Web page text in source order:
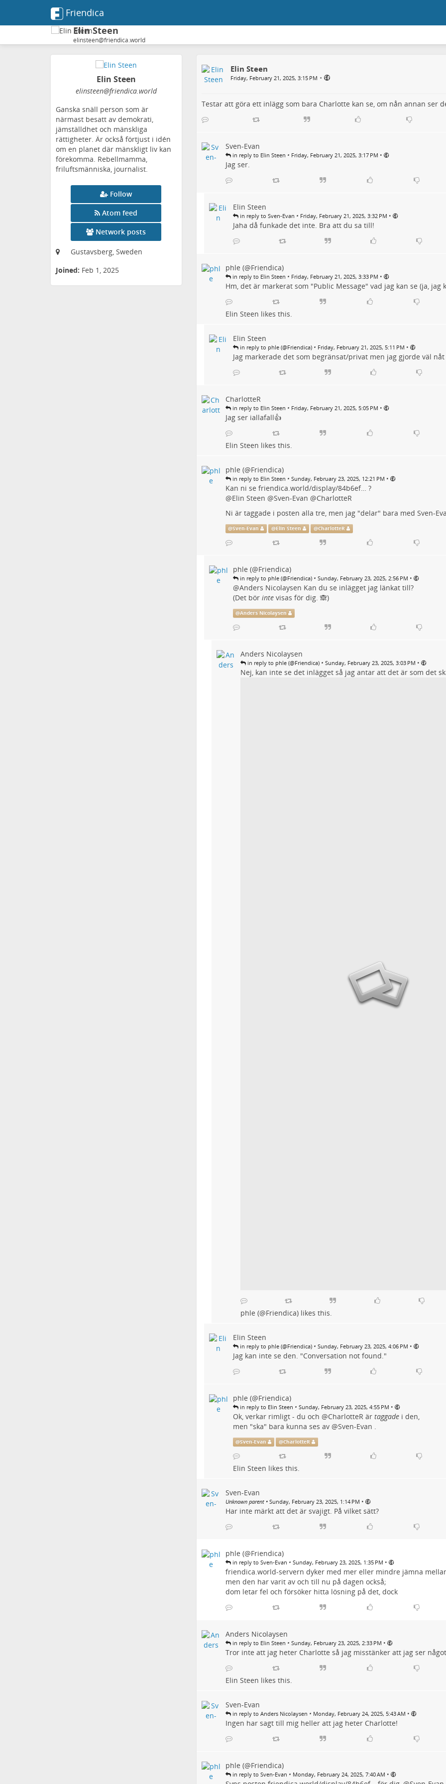
Friendica
Elin Steen
elinsteen@friendica.world
Elin Steen
elinsteen@friendica.world
Ganska snäll person som är
närmast besatt av demokrati,
jämställdhet och mänskliga
rättigheter. Är också förtjust i idén
om en planet där mänskligt liv kan
förekomma. Rebellmamma,
friluftsmänniska, journalist.
Follow
Atom feed
Network posts
Gustavsberg, Sweden
Joined: Feb 1, 2025
Elin Steen
Friday, February 21, 2025, 3:15 PM •
Testar att göra ett inlägg som bara Charlotte kan se, om nån annan ser
Sven-Evan
in reply to Elin Steen • Friday, February 21, 2025, 3:17 PM •
Jag ser.
Elin Steen
in reply to Sven-Evan • Friday, February 21, 2025, 3:32 PM •
Jaha då funkade det inte. Bra att du sa till!
phle (@Friendica)
in reply to Elin Steen • Friday, February 21, 2025, 3:33 PM •
Hm, det är markerat som "Public Message" vad jag kan se (ja, jag
Elin Steen likes this.
Elin Steen
in reply to phle (@Friendica) • Friday, February 21, 2025, 5:11 PM •
Jag markerade det som begränsat/privat men jag gjorde väl
CharlotteR
in reply to Elin Steen • Friday, February 21, 2025, 5:05 PM •
Jag ser iallafall👍
Elin Steen likes this.
phle (@Friendica)
in reply to Elin Steen • Sunday, February 23, 2025, 12:21 PM •
Kan ni se friendica.world/display/84b6ef… ?
@Elin Steen @Sven-Evan @CharlotteR
Ni är taggade i posten alla tre, men jag "delar" bara med Sven-
@Sven-Evan @Elin Steen @CharlotteR
phle (@Friendica)
in reply to phle (@Friendica) • Sunday, February 23, 2025, 2:56 PM •
@Anders Nicolaysen Kan du se inlägget jag länkat till?
(Det bör intevisas för dig. 🙈)
@Anders Nicolaysen
Anders Nicolaysen
in reply to phle (@Friendica) • Sunday, February 23, 2025, 3:03 PM •
Nej, kan inte se det inlägget så jag antar att det är som det
phle (@Friendica)likes this.
Elin Steen
in reply to phle (@Friendica) • Sunday, February 23, 2025, 4:06 PM •
Jag kan inte se den. "Conversation not found."
phle (@Friendica)
in reply to Elin Steen • Sunday, February 23, 2025, 4:55 PM •
Ok, verkar rimligt - du och @CharlotteRär taggadei den,
men "ska" bara kunna ses av @Sven-Evan .
@Sven-Evan @CharlotteR
Elin Steen likes this.
Sven-Evan
Unknown parent • Sunday, February 23, 2025, 1:14 PM •
Har inte märkt att det är svajigt. På vilket sätt?
phle (@Friendica)
in reply to Sven-Evan • Sunday, February 23, 2025, 1:35 PM •
friendica.world-servern dyker med mer eller mindre jämna
men den har varit av och till nu på dagen också;
dom letar fel och försöker hitta lösning på det, dock
Anders Nicolaysen
in reply to Elin Steen • Sunday, February 23, 2025, 2:33 PM •
Tror inte att jag heter Charlotte så jag misstänker att jag ser
Elin Steen likes this.
Sven-Evan
in reply to Anders Nicolaysen • Monday, February 24, 2025, 5:43 AM •
Ingen har sagt till mig heller att jag heter Charlotte!
phle (@Friendica)
in reply to Sven-Evan • Monday, February 24, 2025, 7:40 AM •